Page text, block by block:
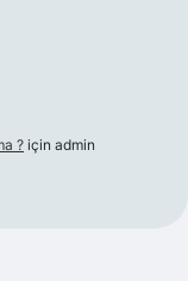
? için admin